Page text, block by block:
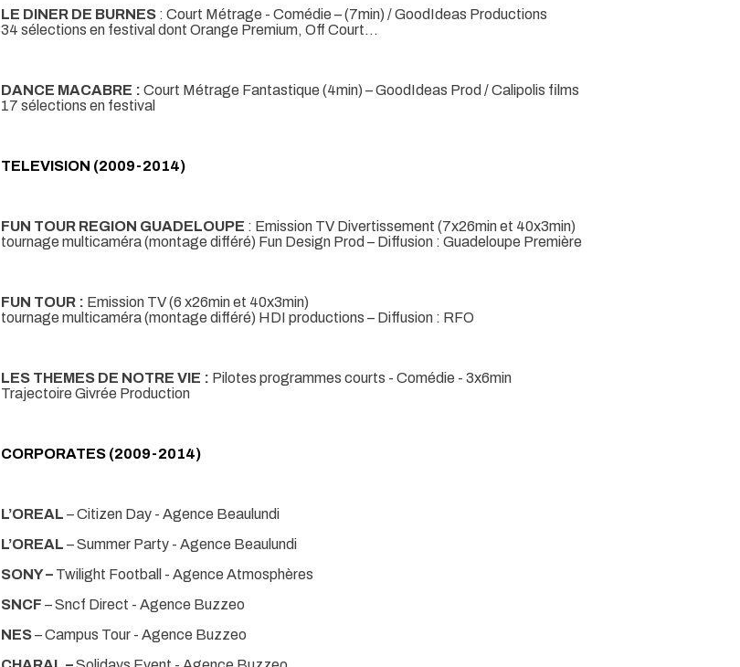
LE DINER DE BURNES : Court Métrage - Comédie – (7min) / GoodIdeas Productions
34 sélections en festival dont Orange Premium, Off Court…
DANCE MACABRE : Court Métrage Fantastique (4min) – GoodIdeas Prod / Calipolis films
17 sélections en festival
TELEVISION (2009-2014)
FUN TOUR REGION GUADELOUPE : Emission TV Divertissement (7x26min et 40x3min)
tournage multicaméra (montage différé) Fun Design Prod – Diffusion : Guadeloupe Première
FUN TOUR : Emission TV (6 x26min et 40x3min)
tournage multicaméra (montage différé) HDI productions – Diffusion : RFO
LES THEMES DE NOTRE VIE : Pilotes programmes courts - Comédie - 3x6min
Trajectoire Givrée Production
CORPORATES (2009-2014)
L’OREAL – Citizen Day - Agence Beaulundi
L’OREAL – Summer Party - Agence Beaulundi
SONY – Twilight Football - Agence Atmosphères
SNCF – Sncf Direct - Agence Buzzeo
NES– Campus Tour - Agence Buzzeo